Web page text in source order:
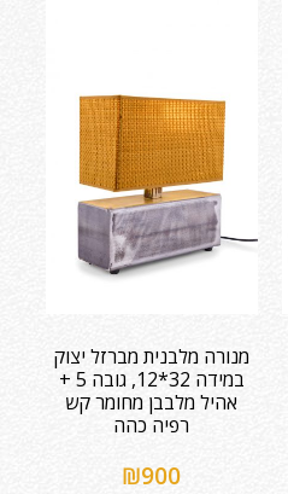
מנורה מלבנית מברזל יצוק
במידה 32*12, גובה 5 +
אהיל מלבבן מחומר קש
רפיה כהה
₪900